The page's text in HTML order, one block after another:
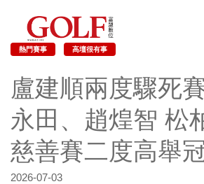
熱門賽事 高壇很有事
盧建順兩度驟死
永田、趙煌智 松
慈善賽二度高舉
2026-07-03